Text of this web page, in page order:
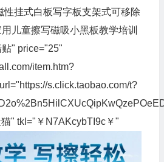
性挂式白板写字板支架式可移除
儿童擦写磁吸小黑板教学培训
" price="25"
item.htm?
s.click.taobao.com/t?
猫" tkl="￥N7AKcybTI9c￥"